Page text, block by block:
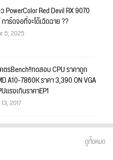
PowerColor Red Devil RX 9070
การ์ดจอที่จะได้เฉิดฉาย ??
5, 2025
ตรBench!!ทดสอบ CPU ราคาถูก
A10-7860K ราคา 3,390 ON VGA
แรงเกินราคาEP1
2017
ดูทั้งหมด